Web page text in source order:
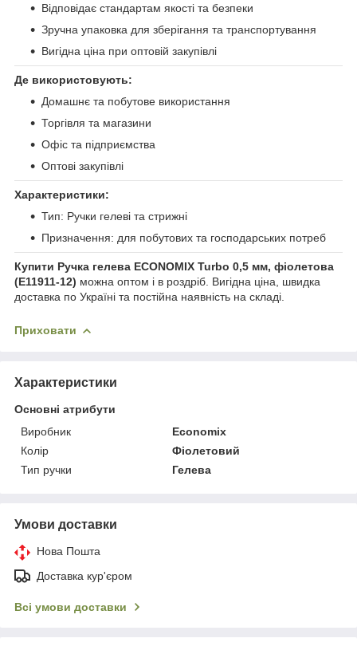
Відповідає стандартам якості та безпеки
Зручна упаковка для зберігання та транспортування
Вигідна ціна при оптовій закупівлі
Де використовують:
Домашнє та побутове використання
Торгівля та магазини
Офіс та підприємства
Оптові закупівлі
Характеристики:
Тип: Ручки гелеві та стрижні
Призначення: для побутових та господарських потреб
Купити Ручка гелева ECONOMIX Turbo 0,5 мм, фіолетова
(E11911-12) можна оптом і в роздріб. Вигідна ціна, швидка
доставка по Україні та постійна наявність на складі.
Приховати
Характеристики
Основні атрибути
Виробник
Economix
Колір
Фіолетовий
Тип ручки
Гелева
Умови доставки
Нова Пошта
Доставка кур'єром
Всі умови доставки